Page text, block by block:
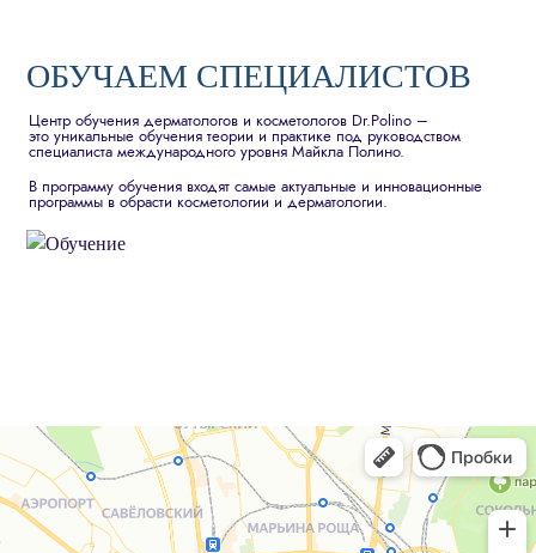
ОБУЧАЕМ СПЕЦИАЛИСТОВ
Центр обучения дерматологов и косметологов Dr.Polino –
это уникальные обучения теории и практике под руководством
специалиста международного уровня Майкла Полино.
В программу обучения входят самые актуальные и инновационные
программы в обрасти косметологии и дерматологии.